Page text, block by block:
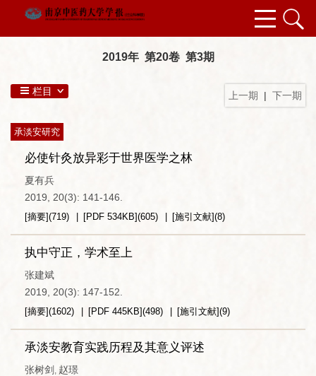
2019年 第20卷 第3期
上一期 | 下一期
栏目
承淡安研究
必使针灸放异彩于世界医学之林
夏有兵
2019, 20(3): 141-146.
[摘要](719) [PDF 534KB](605) [施引文献](8)
执中守正，学术至上
张建斌
2019, 20(3): 147-152.
[摘要](1602) [PDF 445KB](498) [施引文献](9)
承淡安教育实践历程及其意义评述
张树剑 , 赵璟